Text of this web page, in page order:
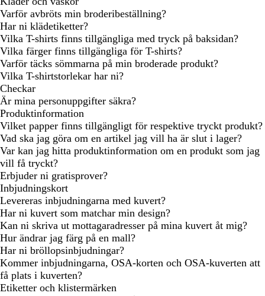
Varför avbröts min broderibeställning?
Har ni klädetiketter?
Vilka T-shirts finns tillgängliga med tryck på baksidan?
Vilka färger finns tillgängliga för T-shirts?
Varför täcks sömmarna på min broderade produkt?
Vilka T-shirtstorlekar har ni?
Checkar
Är mina personuppgifter säkra?
Produktinformation
Vilket papper finns tillgängligt för respektive tryckt produkt?
Vad ska jag göra om en artikel jag vill ha är slut i lager?
Var kan jag hitta produktinformation om en produkt som jag
vill få tryckt?
Erbjuder ni gratisprover?
Inbjudningskort
Levereras inbjudningarna med kuvert?
Har ni kuvert som matchar min design?
Kan ni skriva ut mottagaradresser på mina kuvert åt mig?
Hur ändrar jag färg på en mall?
Har ni bröllopsinbjudningar?
Kommer inbjudningarna, OSA-korten och OSA-kuverten att
få plats i kuverten?
Etiketter och klistermärken